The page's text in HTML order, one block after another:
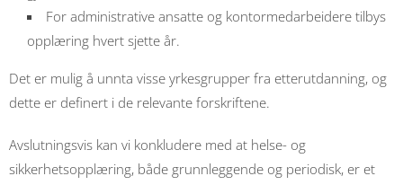
For administrative ansatte og kontormedarbeidere tilbys
opplæring hvert sjette år.
Det er mulig å unnta visse yrkesgrupper fra etterutdanning, og
dette er definert i de relevante forskriftene.
Avslutningsvis kan vi konkludere med at helse- og
sikkerhetsopplæring, både grunnleggende og periodisk, er et